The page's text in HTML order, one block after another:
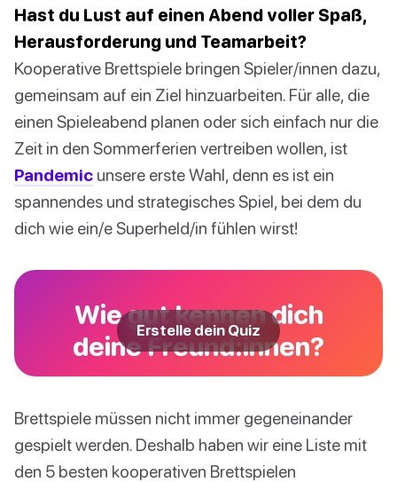
Hast du Lust auf einen Abend voller Spaß,
Herausforderung und Teamarbeit?
Kooperative Brettspiele bringen Spieler/innen dazu,
gemeinsam auf ein Ziel hinzuarbeiten. Für alle, die
einen Spieleabend planen oder sich einfach nur die
Zeit in den Sommerferien vertreiben wollen, ist
Pandemic unsere erste Wahl, denn es ist ein
spannendes und strategisches Spiel, bei dem du
dich wie ein/e Superheld/in fühlen wirst!
Wie gut kennen dich
deine Freund:innen?
Erstelle dein Quiz
Brettspiele müssen nicht immer gegeneinander
gespielt werden. Deshalb haben wir eine Liste mit
den 5 besten kooperativen Brettspielen